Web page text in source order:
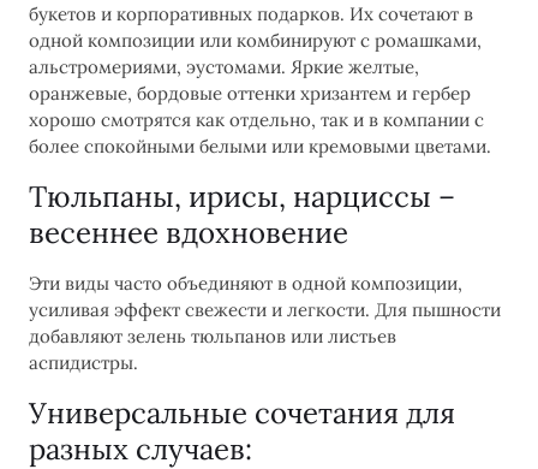
букетов и корпоративных подарков. Их сочетают в
одной композиции или комбинируют с ромашками,
альстромериями, эустомами. Яркие желтые,
оранжевые, бордовые оттенки хризантем и гербер
хорошо смотрятся как отдельно, так и в компании с
более спокойными белыми или кремовыми цветами.
Тюльпаны, ирисы, нарциссы –
весеннее вдохновение
Эти виды часто объединяют в одной композиции,
усиливая эффект свежести и легкости. Для пышности
добавляют зелень тюльпанов или листьев
аспидистры.
Универсальные сочетания для
разных случаев: